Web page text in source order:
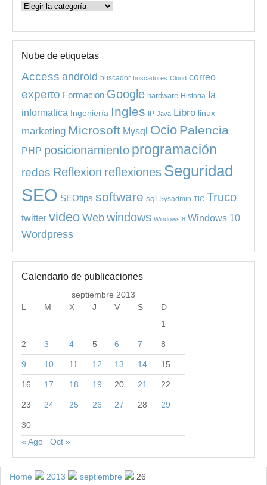
Categorías
Nube de etiquetas
Access android buscador buscadores Cloud correo
experto Formacion Google hardware Historia Ia
informatica Ingeniería Ingles IP Java Libro linux
marketing Microsoft Mysql Ocio Palencia
PHP posicionamiento programación
redes Reflexion reflexiones Seguridad
SEO SEOtips software sql Sysadmin TIC Truco
twitter video Web windows Windows 8 Windows 10
Wordpress
Calendario de publicaciones
septiembre 2013
L
M X J V S
D
1
2 3 4 5 6 7 8
9 10 11 12 13 14 15
16 17 18 19 20 21 22
23 24 25 26 27 28 29
30
« Ago
Oct »
Home 2013 septiembre 26